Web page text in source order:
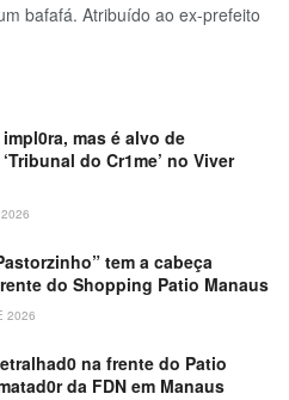
bafafá. Atribuído ao ex-prefeito
mas é alvo de
do Cr1me’ no Viver
tem a cabeça
do Shopping Patio Manaus
2026
na frente do Patio
da FDN em Manaus